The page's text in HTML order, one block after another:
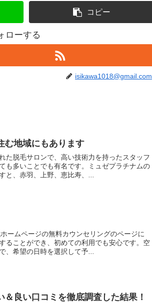
コピー
ローする
isikawa1018@gmail.com
む地域にもあります
た脱毛サロンで、高い技術力を持ったスタッフ
も多いことでも有名です。ミュゼプラチナムの
と、赤羽、上野、恵比寿、...
ームページの無料カウンセリングのページに
ることができ、初めての利用でも安心です。空
、希望の日時を選択して予...
＆良い口コミを徹底調査した結果！